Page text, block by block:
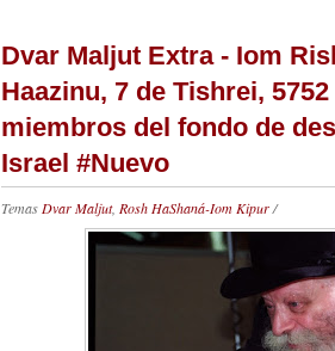
Dvar Maljut Extra - Iom
Haazinu, 7 de Tishrei,
miembros del fondo de
Israel #Nuevo
Temas Dvar Maljut, Rosh HaShaná-Iom Kipur/